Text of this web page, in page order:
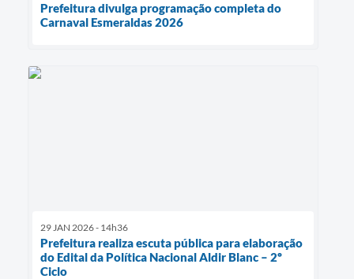
Prefeitura divulga programação completa do
Carnaval Esmeraldas 2026
29 JAN 2026 - 14h36
Prefeitura realiza escuta pública para elaboração
do Edital da Política Nacional Aldir Blanc – 2º
Ciclo